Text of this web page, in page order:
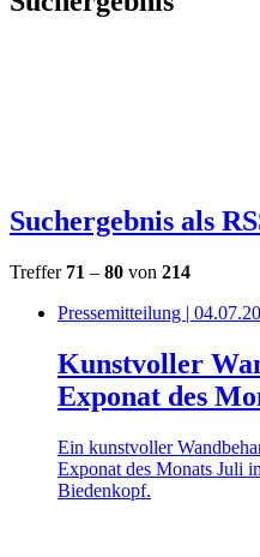
Suchergebnis als
Treffer 71 – 80 von 214
Pressemitteilung |
Kunstvoller
Exponat des
Ein kunstvoller
Exponat des Monats Juli
Biedenkopf.